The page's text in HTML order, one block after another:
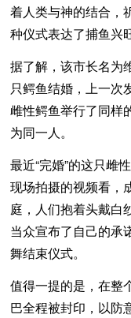
着人类与神的结合，
种仪式表达了捕鱼兴
据了解，该市长名为
只鳄鱼结婚，上一次
雌性鳄鱼举行了同样
为同一人。
最近“完婚”的这只雌
现场拍摄的视频看，
庭，人们抱着头戴白
当众宣布了自己的承
舞结束仪式。
值得一提的是，在整
巴全程被封印，以防